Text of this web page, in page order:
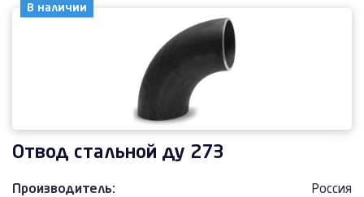
В наличии
Отвод стальной ду 273
Производитель: Россия